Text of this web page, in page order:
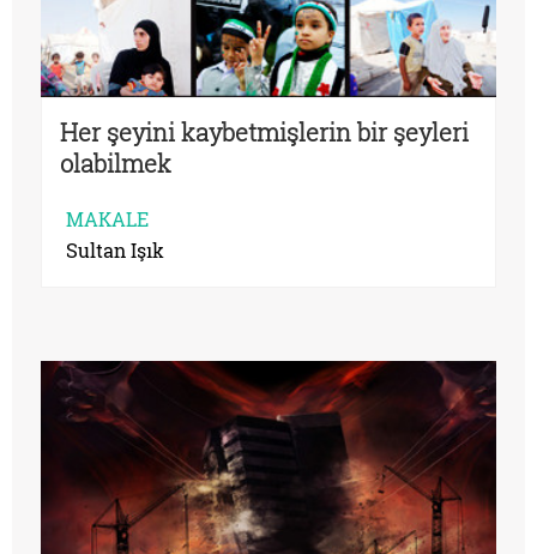
Her şeyini kaybetmişlerin bir şeyleri
olabilmek
MAKALE
Sultan Işık